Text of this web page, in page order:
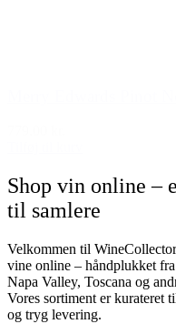
Shop vin online –
til samlere
Velkommen til
vine online – håndplukket
Napa Valley, Toscana og
Vores sortiment er kurateret
og tryg levering.